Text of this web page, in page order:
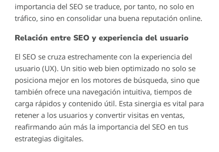
importancia del SEO se traduce, por tanto, no solo en
tráfico, sino en consolidar una buena reputación online.
Relación entre SEO y experiencia del usuario
El SEO se cruza estrechamente con la experiencia del
usuario (UX). Un sitio web bien optimizado no solo se
posiciona mejor en los motores de búsqueda, sino que
también ofrece una navegación intuitiva, tiempos de
carga rápidos y contenido útil. Esta sinergia es vital para
retener a los usuarios y convertir visitas en ventas,
reafirmando aún más la importancia del SEO en tus
estrategias digitales.